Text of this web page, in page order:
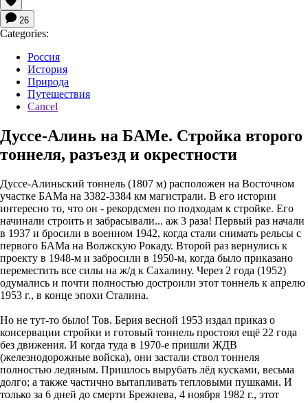
26
Categories:
Россия
История
Природа
Путешествия
Cancel
Дуссе-Алинь на БАМе. Стройка второго
тоннеля, разъезд и окрестности
Дуссе-Алиньский тоннель (1807 м) расположен на Восточном
участке БАМа на 3382-3384 км магистрали. В его истории
интересно то, что он - рекордсмен по подходам к стройке. Его
начинали строить и забрасывали... аж 3 раза! Первый раз начали
в 1937 и бросили в военном 1942, когда стали снимать рельсы с
первого БАМа на Волжскую Рокаду. Второй раз вернулись к
проекту в 1948-м и забросили в 1950-м, когда было приказано
переместить все силы на ж/д к Сахалину. Через 2 года (1952)
одумались и почти полностью достроили этот тоннель к апрелю
1953 г., в конце эпохи Сталина.
Но не тут-то было! Тов. Берия весной 1953 издал приказ о
консервации стройки и готовый тоннель простоял ещё 22 года
без движения. И когда туда в 1970-е пришли ЖДВ
(железнодорожные войска), они застали ствол тоннеля
полностью ледяным. Пришлось вырубать лёд кусками, весьма
долго; а также частично вытапливать тепловыми пушками. И
только за 6 дней до смерти Брежнева, 4 ноября 1982 г., этот